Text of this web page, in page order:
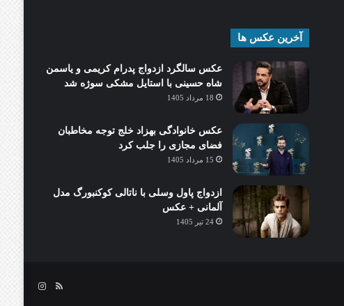
آخرین عکس ها
عکس سالگرد ازدواج پدرام کریمی و یاسمن
شاه‌ حسینی با استایل مشکی سوژه شد
18 مرداد 1405
عکس خانوادگی بهزاد خلج توجه مخاطبان
فضای مجازی را جلب کرد
15 مرداد 1405
ازدواج پاول وسلی با ناتالی کوکنبورگ مدل
آلمانی + عکس
24 تیر 1405
خوراکاینستاگرام